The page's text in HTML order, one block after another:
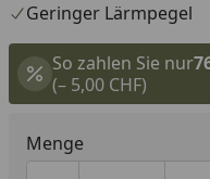
Geringer Lärmpegel
So zahlen Sie nur
(– 5,00 CHF)
Menge